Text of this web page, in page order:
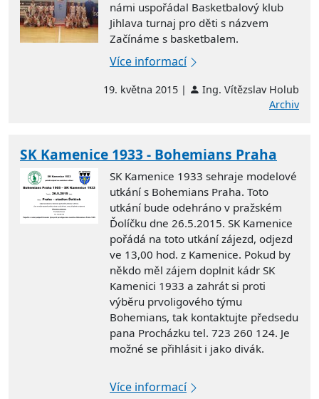
námi uspořádal Basketbalový klub
Jihlava turnaj pro děti s názvem
Začínáme s basketbalem.
Více informací
19. května 2015 |
Ing. Vítězslav Holub
Archiv
SK Kamenice 1933 - Bohemians Praha
SK Kamenice 1933 sehraje modelové
utkání s Bohemians Praha. Toto
utkání bude odehráno v pražském
Ďolíčku dne 26.5.2015. SK Kamenice
pořádá na toto utkání zájezd, odjezd
ve 13,00 hod. z Kamenice. Pokud by
někdo měl zájem doplnit kádr SK
Kamenici 1933 a zahrát si proti
výběru prvoligového týmu
Bohemians, tak kontaktujte předsedu
pana Procházku tel. 723 260 124. Je
možné se přihlásit i jako divák.
Více informací